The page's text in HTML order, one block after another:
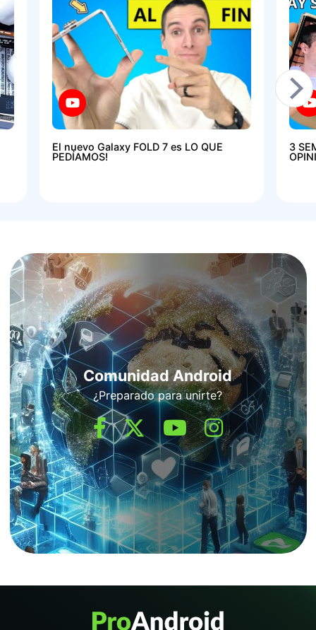
El nuevo Galaxy FOLD 7 es LO QUE
PEDÍAMOS!
3
Comunidad Android
¿Preparado para unirte?